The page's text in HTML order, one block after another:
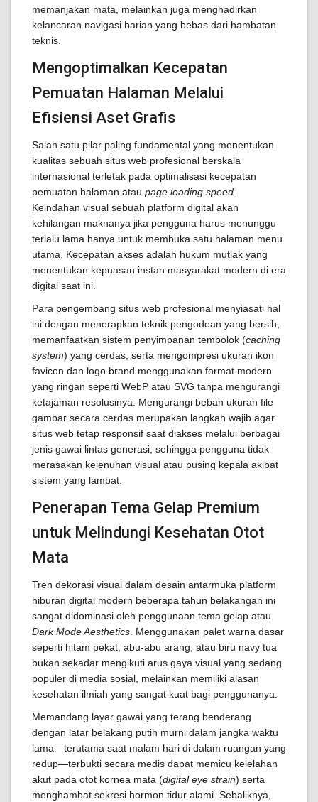
memanjakan mata, melainkan juga menghadirkan
kelancaran navigasi harian yang bebas dari hambatan
teknis.
Mengoptimalkan Kecepatan
Pemuatan Halaman Melalui
Efisiensi Aset Grafis
Salah satu pilar paling fundamental yang menentukan
kualitas sebuah situs web profesional berskala
internasional terletak pada optimalisasi kecepatan
pemuatan halaman atau page loading speed
Keindahan visual sebuah platform digital akan
kehilangan maknanya jika pengguna harus menunggu
terlalu lama hanya untuk membuka satu halaman menu
utama. Kecepatan akses adalah hukum mutlak yang
menentukan kepuasan instan masyarakat modern di era
digital saat ini.
Para pengembang situs web profesional menyiasati hal
ini dengan menerapkan teknik pengodean yang bersih,
memanfaatkan sistem penyimpanan tembolok (caching
system) yang cerdas, serta mengompresi ukuran ikon
favicon dan logo brand menggunakan format modern
yang ringan seperti WebP atau SVG tanpa mengurangi
ketajaman resolusinya. Mengurangi beban ukuran file
gambar secara cerdas merupakan langkah wajib agar
situs web tetap responsif saat diakses melalui berbagai
jenis gawai lintas generasi, sehingga pengguna tidak
merasakan kejenuhan visual atau pusing kepala akibat
sistem yang lambat.
Penerapan Tema Gelap Premium
untuk Melindungi Kesehatan Otot
Mata
Tren dekorasi visual dalam desain antarmuka platform
hiburan digital modern beberapa tahun belakangan ini
sangat didominasi oleh penggunaan tema gelap atau
Dark Mode Aesthetics . Menggunakan palet warna dasar
seperti hitam pekat, abu-abu arang, atau biru navy tua
bukan sekadar mengikuti arus gaya visual yang sedang
populer di media sosial, melainkan memiliki alasan
kesehatan ilmiah yang sangat kuat bagi penggunanya.
Memandang layar gawai yang terang benderang
dengan latar belakang putih murni dalam jangka waktu
lama—terutama saat malam hari di dalam ruangan yang
redup—terbukti secara medis dapat memicu kelelahan
akut pada otot kornea mata (digital eye strain) serta
menghambat sekresi hormon tidur alami. Sebaliknya,